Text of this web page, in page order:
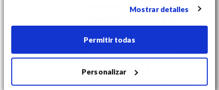
Mostrar detalles
Permitir todas
Personalizar
entre los minoristas por su
¿Y el futuro de esta
colaboración?
De cara al futuro, vemos